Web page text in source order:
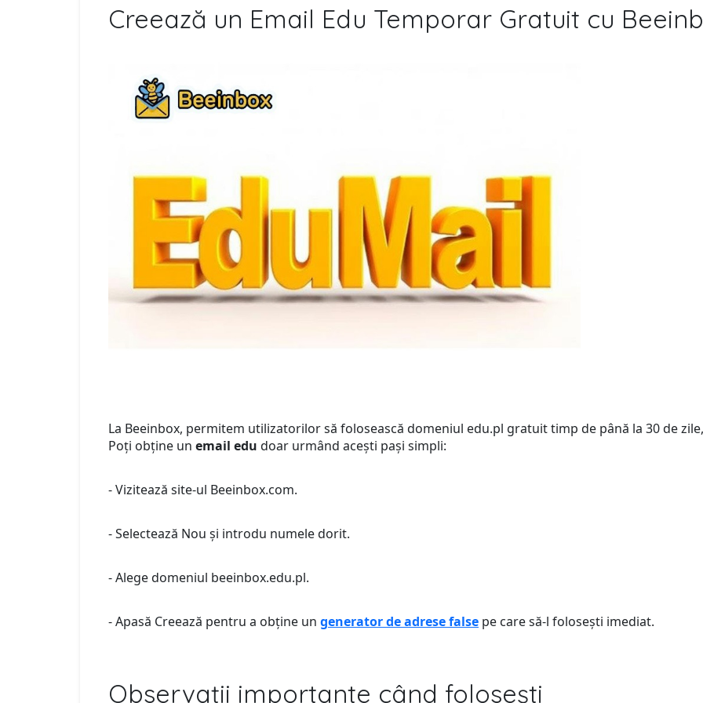
Creează un Email Edu Temporar Gratuit cu
La Beeinbox, permitem utilizatorilor să folosească domeniul edu.pl gratuit timp de până la 30 de
Poți obține un email edu doar urmând acești pași simpli:
- Vizitează site-ul Beeinbox.com.
- Selectează Nou și introdu numele dorit.
- Alege domeniul beeinbox.edu.pl.
- Apasă Creează pentru a obține un generator de adrese false pe care să-l folosești imediat.
Observații importante când folosești